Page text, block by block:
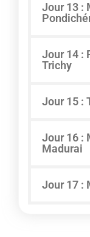
Jour 13 :
Jour 14 :
Trichy
Jour 15 :
Jour 16 :
Madurai
Jour 17 :